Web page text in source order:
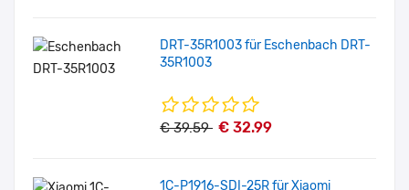
DRT-35R1003 für Eschenbach DRT-
35R1003
€ 39.59 € 32.99
1C-P1916-SDI-25R für Xiaomi